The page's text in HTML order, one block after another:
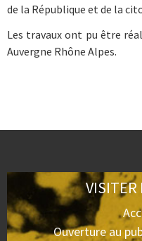
de la République et de la
Les travaux ont pu être
Auvergne Rhône Alpes.
VISITER
Ouverture au